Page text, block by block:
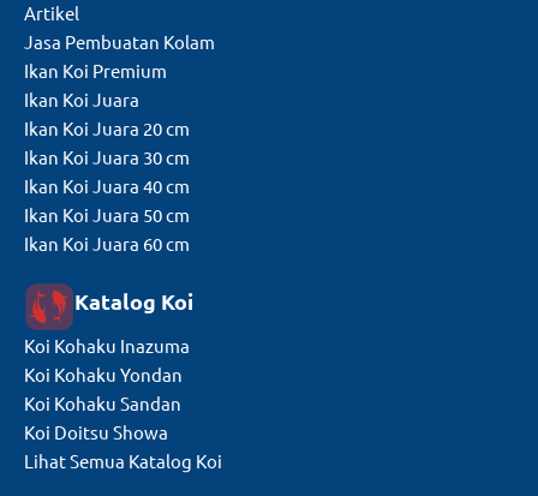
Artikel
Jasa Pembuatan Kolam
Ikan Koi Premium
Ikan Koi Juara
Ikan Koi Juara 20 cm
Ikan Koi Juara 30 cm
Ikan Koi Juara 40 cm
Ikan Koi Juara 50 cm
Ikan Koi Juara 60 cm
Katalog Koi
Koi Kohaku Inazuma
Koi Kohaku Yondan
Koi Kohaku Sandan
Koi Doitsu Showa
Lihat Semua Katalog Koi